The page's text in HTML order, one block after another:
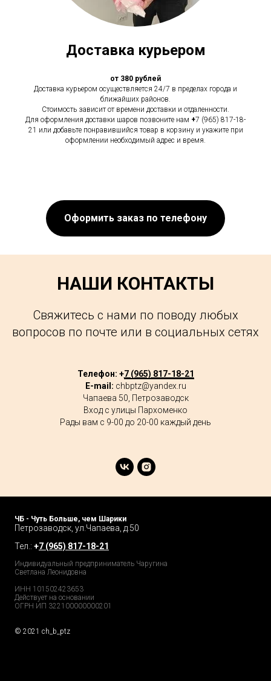
Доставка курьером
от 380 рублей
Доставка курьером осуществляется 24/7 в пределах города и
ближайших районов.
Стоимость зависит от времени доставки и отдаленности.
Для оформления доставки шаров позвоните нам +7 (965) 817-18-
21 или добавьте понравившийся товар в корзину и укажите при
оформлении необходимый адрес и время.
Оформить заказ по телефону
НАШИ КОНТАКТЫ
Свяжитесь с нами по поводу любых
вопросов по почте или в социальных сетях
Телефон: +7 (965) 817-18-21
E-mail: chbptz@yandex.ru
Чапаева 50, Петрозаводск
Вход с улицы Пархоменко
Рады вам с 9-00 до 20-00 каждый день
ЧБ - Чуть Больше, чем Шарики
Петрозаводск, ул.Чапаева, д.50
Тел.: +7 (965) 817-18-21
Индивидуальный предприниматель Чаругина
Светлана Леонидовна
ИНН 101502423653
Действует на основании
ОГРН ИП 322100000000201
© 2021 ch_b_ptz